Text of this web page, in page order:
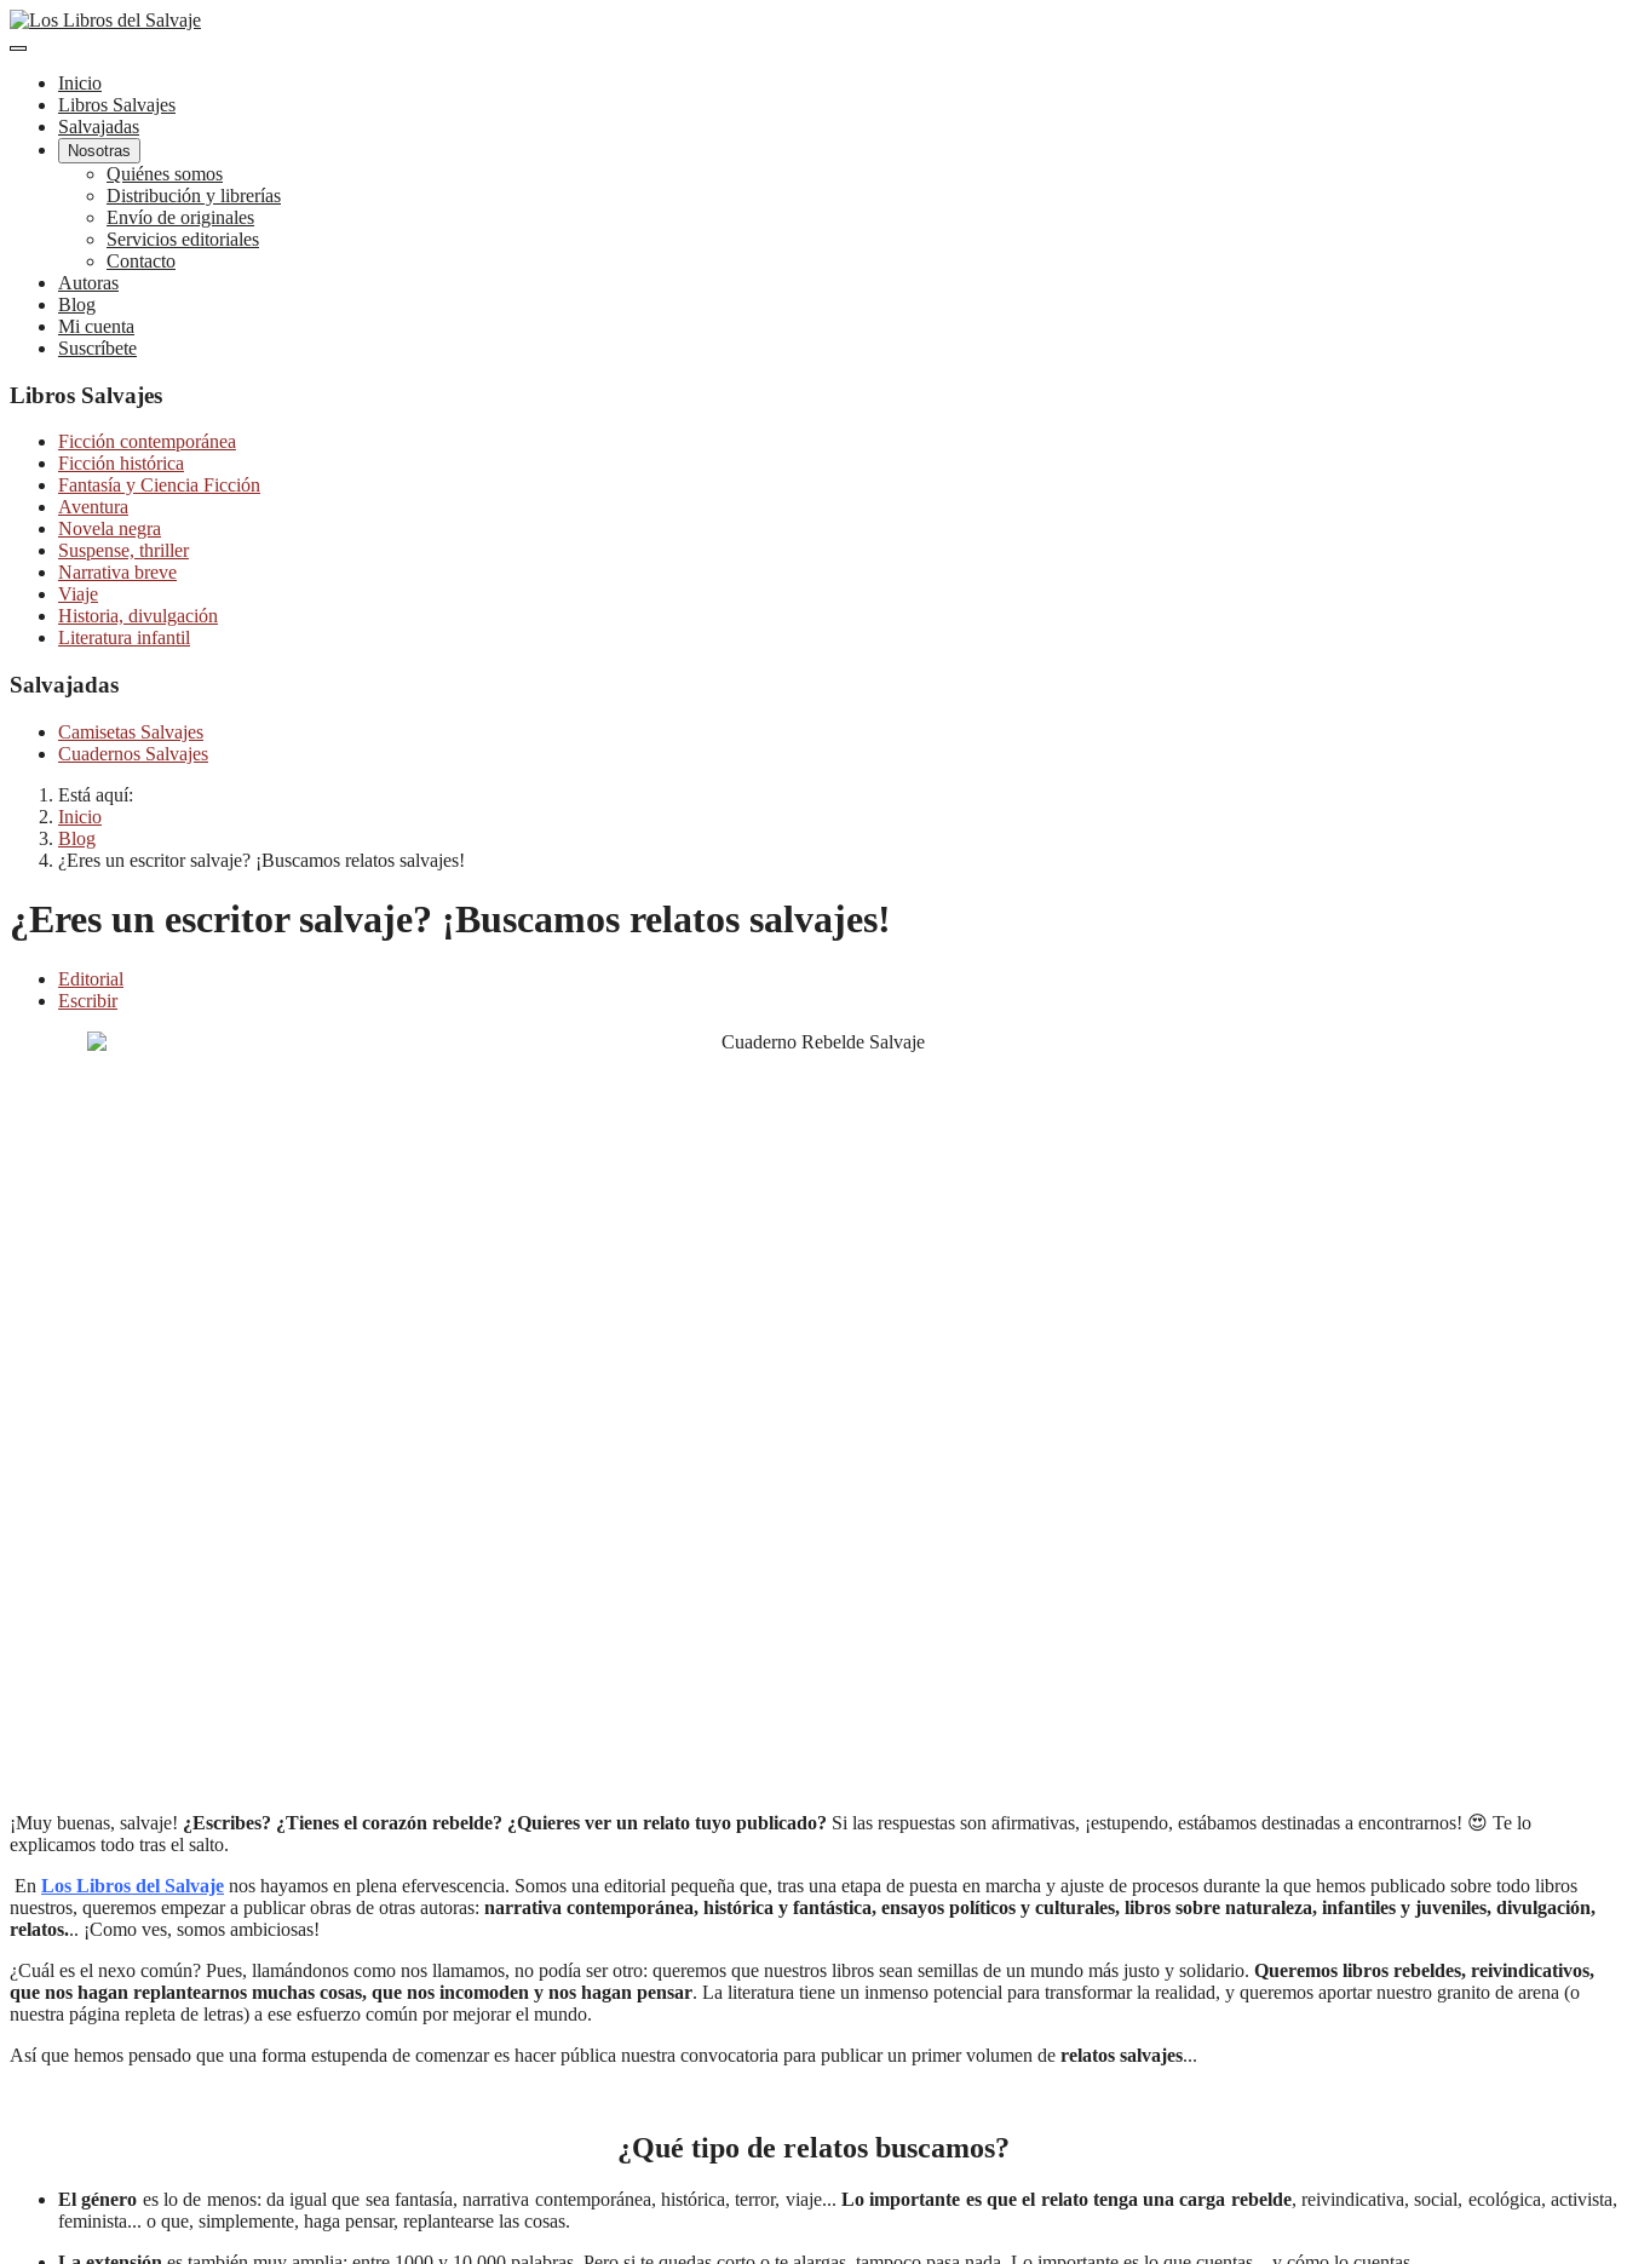
Inicio
Libros Salvajes
Salvajadas
Nosotras
Quiénes somos
Distribución y librerías
Envío de originales
Servicios editoriales
Contacto
Autoras
Blog
Mi cuenta
Suscríbete
Libros Salvajes
Ficción contemporánea
Ficción histórica
Fantasía y Ciencia Ficción
Aventura
Novela negra
Suspense, thriller
Narrativa breve
Viaje
Historia, divulgación
Literatura infantil
Salvajadas
Camisetas Salvajes
Cuadernos Salvajes
Está aquí:
Inicio
Blog
¿Eres un escritor salvaje? ¡Buscamos relatos salvajes!
¿Eres un escritor salvaje? ¡Buscamos relatos salvajes!
Editorial
Escribir
¡Muy buenas, salvaje! ¿Escribes? ¿Tienes el corazón rebelde? ¿Quieres ver un relato tuyo publicado? Si las respuestas son afirmativas, ¡estupendo, estábamos destinadas a encontrarnos! 😍 Te lo
explicamos todo tras el salto.
En Los Libros del Salvaje nos hayamos en plena efervescencia. Somos una editorial pequeña que, tras una etapa de puesta en marcha y ajuste de procesos durante la que hemos publicado sobre todo libros
nuestros, queremos empezar a publicar obras de otras autoras: narrativa contemporánea, histórica y fantástica, ensayos políticos y culturales, libros sobre naturaleza, infantiles y juveniles, divulgación,
relatos... ¡Como ves, somos ambiciosas!
¿Cuál es el nexo común? Pues, llamándonos como nos llamamos, no podía ser otro: queremos que nuestros libros sean semillas de un mundo más justo y solidario. Queremos libros rebeldes, reivindicativos,
que nos hagan replantearnos muchas cosas, que nos incomoden y nos hagan pensar. La literatura tiene un inmenso potencial para transformar la realidad, y queremos aportar nuestro granito de arena (o
nuestra página repleta de letras) a ese esfuerzo común por mejorar el mundo.
Así que hemos pensado que una forma estupenda de comenzar es hacer pública nuestra convocatoria para publicar un primer volumen de relatos salvajes...
¿Qué tipo de relatos buscamos?
El género es lo de menos: da igual que sea fantasía, narrativa contemporánea, histórica, terror, viaje... Lo importante es que el relato tenga una carga rebelde, reivindicativa, social, ecológica, activista,
feminista... o que, simplemente, haga pensar, replantearse las cosas.